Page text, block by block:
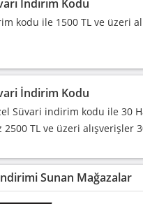
İndirim Kodu
kodu ile 1500 TL ve üzeri
İndirim Kodu
Süvari indirim kodu ile 30
2500 TL ve üzeri alışverişler
Sunan Mağazalar